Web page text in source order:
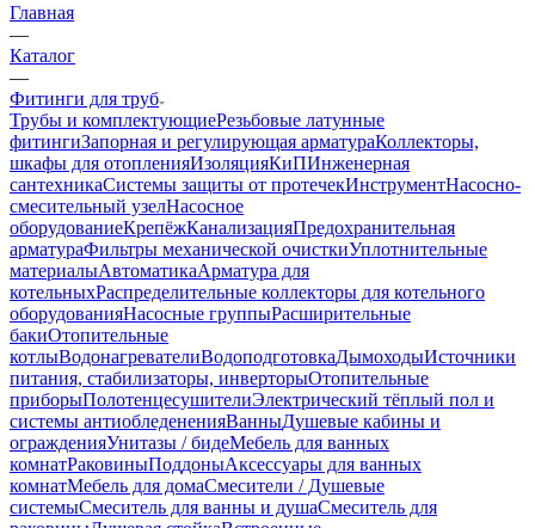
Главная
—
Каталог
—
Фитинги для труб
Трубы и комплектующиеРезьбовые латунные
фитингиЗапорная и регулирующая арматураКоллекторы,
шкафы для отопленияИзоляцияКиПИнженерная
сантехникаСистемы защиты от протечекИнструментНасосно-
смесительный узелНасосное
оборудованиеКрепёжКанализацияПредохранительная
арматураФильтры механической очисткиУплотнительные
материалыАвтоматикаАрматура для
котельныхРаспределительные коллекторы для котельного
оборудованияНасосные группыРасширительные
бакиОтопительные
котлыВодонагревателиВодоподготовкаДымоходыИсточники
питания, стабилизаторы, инверторыОтопительные
приборыПолотенцесушителиЭлектрический тёплый пол и
системы антиобледененияВанныДушевые кабины и
огражденияУнитазы / бидеМебель для ванных
комнатРаковиныПоддоныАксессуары для ванных
комнатМебель для домаСмесители / Душевые
системыСмеситель для ванны и душаСмеситель для